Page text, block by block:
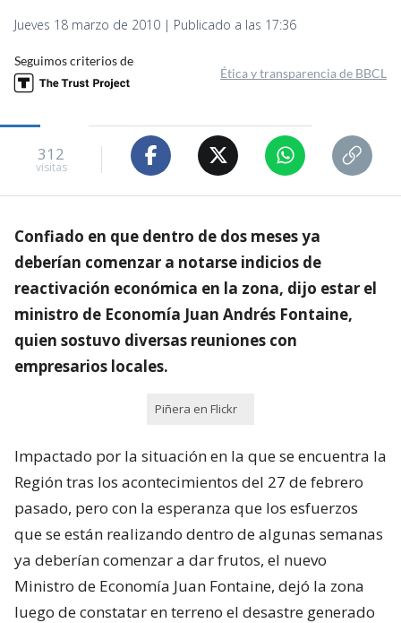
Jueves 18 marzo de 2010 | Publicado a las 17:36
Seguimos criterios de
Ética y transparencia de BBCL
312
visitas
Confiado en que dentro de dos meses ya
deberían comenzar a notarse indicios de
reactivación económica en la zona, dijo estar el
ministro de Economía Juan Andrés Fontaine,
quien sostuvo diversas reuniones con
empresarios locales.
Piñera en Flickr
Impactado por la situación en la que se encuentra la
Región tras los acontecimientos del 27 de febrero
pasado, pero con la esperanza que los esfuerzos
que se están realizando dentro de algunas semanas
ya deberían comenzar a dar frutos, el nuevo
Ministro de Economía Juan Fontaine, dejó la zona
luego de constatar en terreno el desastre generado